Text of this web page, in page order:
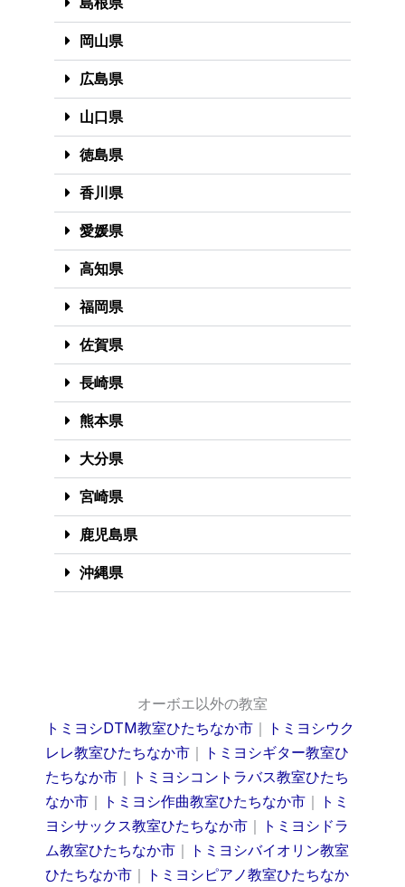
岡山県
広島県
山口県
徳島県
香川県
愛媛県
高知県
福岡県
佐賀県
長崎県
熊本県
大分県
宮崎県
鹿児島県
沖縄県
オーボエ以外の教室
トミヨシDTM教室ひたちなか市 ｜ トミヨシウク
レレ教室ひたちなか市 ｜ トミヨシギター教室ひ
たちなか市 ｜ トミヨシコントラバス教室ひたち
なか市 ｜ トミヨシ作曲教室ひたちなか市 ｜ トミ
ヨシサックス教室ひたちなか市 ｜ トミヨシドラ
ム教室ひたちなか市 ｜ トミヨシバイオリン教室
ひたちなか市 ｜ トミヨシピアノ教室ひたちなか